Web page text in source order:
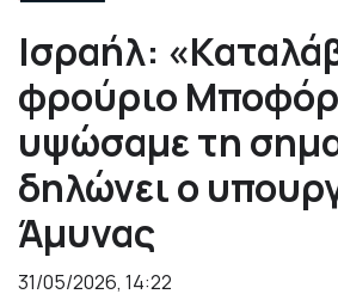
Ισραήλ:
φρούριο Μποφόρ
υψώσαμε τη
δηλώνει ο
Άμυνας
31/05/2026, 14:22